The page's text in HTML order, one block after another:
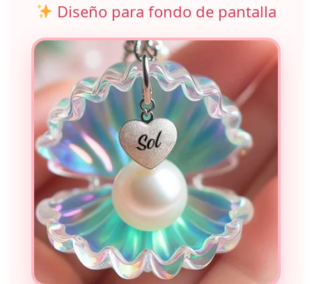
Diseño para fondo de pantalla